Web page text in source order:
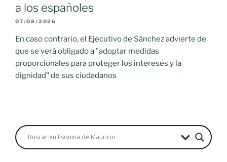
a los españoles
07/08/2026
En caso contrario, el Ejecutivo de Sánchez advierte de
que se verá obligado a "adoptar medidas
proporcionales para proteger los intereses y la
dignidad" de sus ciudadanos